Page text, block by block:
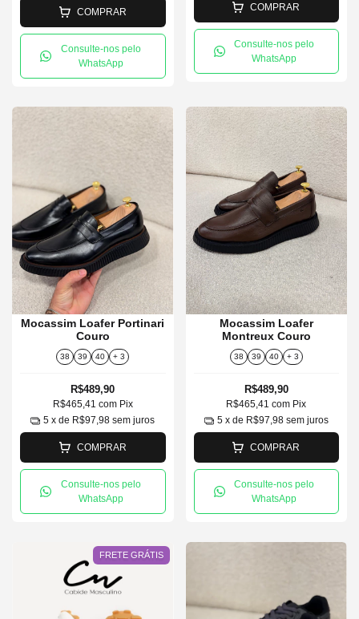
COMPRAR
Consulte-nos pelo
WhatsApp
COMPRAR
Consulte-nos pelo
WhatsApp
Mocassim Loafer Portinari
Couro
38 39 40 + 3
R$489,90
R$465,41 com Pix
5 x de R$97,98 sem juros
COMPRAR
Consulte-nos pelo
WhatsApp
Mocassim Loafer
Montreux Couro
38 39 40 + 3
R$489,90
R$465,41com Pix
5 x de R$97,98 sem juros
COMPRAR
Consulte-nos pelo
WhatsApp
FRETE GRÁTIS